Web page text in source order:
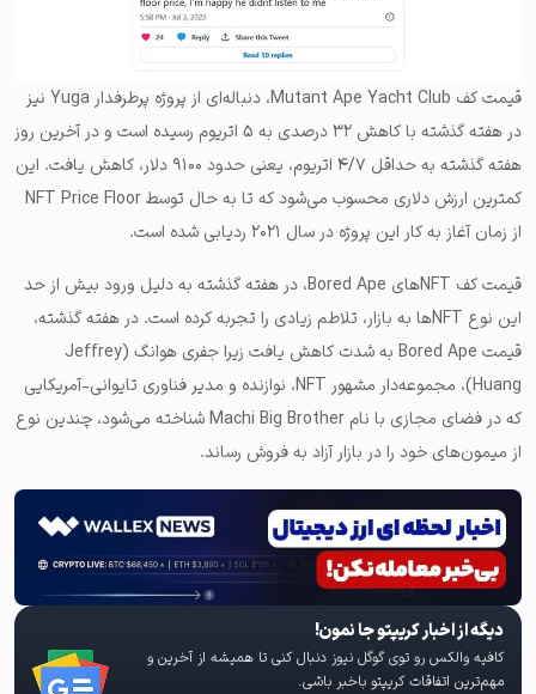
قیمت کف Mutant Ape Yacht Club، دنباله‌ای از پروژه پرطرفدار Yuga نیز
در هفته گذشته با کاهش ۳۲ درصدی به ۵ اتریوم رسیده است و در آخرین روز
هفته گذشته به حداقل ۴/۷ اتریوم، یعنی حدود ۹۱۰۰ دلار، کاهش یافت. این
کمترین ارزش دلاری محسوب می‌شود که تا به حال توسط NFT Price Floor
از زمان آغاز به کار این پروژه در سال ۲۰۲۱ ردیابی شده است.
قیمت کف NFTهای Bored Ape، در هفته گذشته به دلیل ورود بیش از حد
این نوع NFTها به بازار، تلاطم زیادی را تجربه کرده است. در هفته گذشته،
قیمت Bored Ape به شدت کاهش یافت زیرا جفری هوانگ (Jeffrey
Huang)، مجموعه‌دار مشهور NFT، نوازنده و مدیر فناوری تایوانی-آمریکایی
که در فضای مجازی با نام Machi Big Brother شناخته می‌شود، چندین نوع
از میمون‌های خود را در بازار آزاد به فروش رساند.
دیگه از اخبار کریپتو جا نمون!
کافیه والکس رو توی گوگل نیوز دنبال کنی تا همیشه از آخرین و
مهم‌ترین اتفاقات کریپتو باخبر باشی.